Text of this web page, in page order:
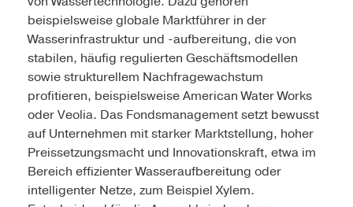
beispielsweise globale Marktführer in der
Wasserinfrastruktur und -aufbereitung, die von
stabilen, häufig regulierten Geschäftsmodellen
sowie strukturellem Nachfragewachstum
profitieren, beispielsweise American Water Works
oder Veolia. Das Fondsmanagement setzt bewusst
auf Unternehmen mit starker Marktstellung, hoher
Preissetzungsmacht und Innovationskraft, etwa im
Bereich effizienter Wasseraufbereitung oder
intelligenter Netze, zum Beispiel Xylem.